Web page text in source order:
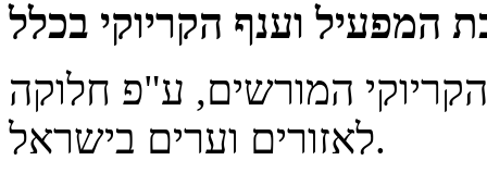
המורשים, ע"פ חלוקה
לאזורים וערים בישראל.